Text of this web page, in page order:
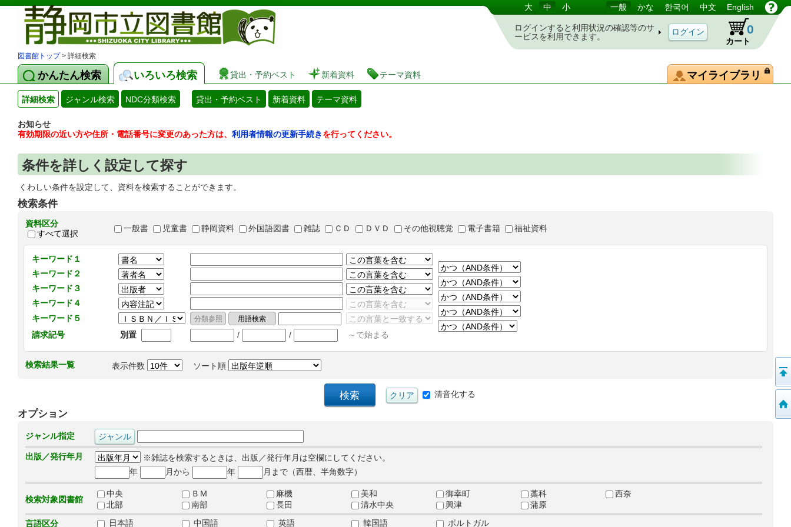
図書館 蔵書検索・予約システム 大 中 小 一般 かな 한국어 中文 English
ログインすると利用状況の確認等のサ
ービスを利用できます。
カート
0
図書館トップ> 詳細検索
かんたん検索 いろいろ検索 貸出・予約ベスト 新着資料 テーマ資料 マイライブラリ
詳細検索 ジャンル検索 NDC分類検索 貸出・予約ベスト 新着資料 テーマ資料
お知らせ
有効期限の近い方や住所・電話番号に変更のあった方は、 利用者情報の更新手続きを行ってください。
条件を詳しく設定して探す
くわしい条件を設定して、資料を検索することができます。
検索条件
資料区分
すべて選択
一般書 児童書 静岡資料 外国語図書 雑誌 ＣＤ ＤＶＤ その他視聴覚 電子書籍 福祉資料
キーワード１
キーワード２
キーワード３
キーワード４
キーワード５
請求記号
別置 / / ～で始まる
検索結果一覧 表示件数 ソート順
清音化する
オプション
ジャンル指定
出版／発行年月
※雑誌を検索するときは、出版／発行年月は空欄にしてください。
年
月から 年 月まで（西暦、半角数字）
検索対象図書館
中央 ＢＭ 麻機 美和 御幸町 藁科
西奈
北部
南部 長田 清水中央 興津
蒲原
言語区分
日本語 中国語 英語 韓国語 ポルトガル